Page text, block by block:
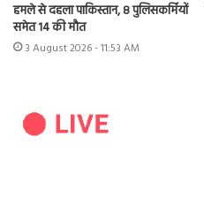
हमले से दहला पाकिस्तान, 8 पुलिसकर्मियों
समेत 14 की मौत
3 August 2026 - 11:53 AM